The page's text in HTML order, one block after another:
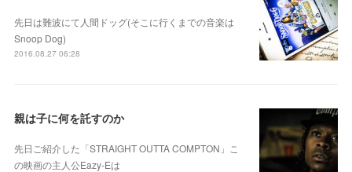
先日は難波にて人間ドッグ(そこに行くまでの音楽は
Snoop Dog)
2016.08.27 06:28
親は子に何を託すのか
先日ご紹介した「STRAIGHT OUTTA COMPTON」こ
の映画の主人公Eazy-Eは